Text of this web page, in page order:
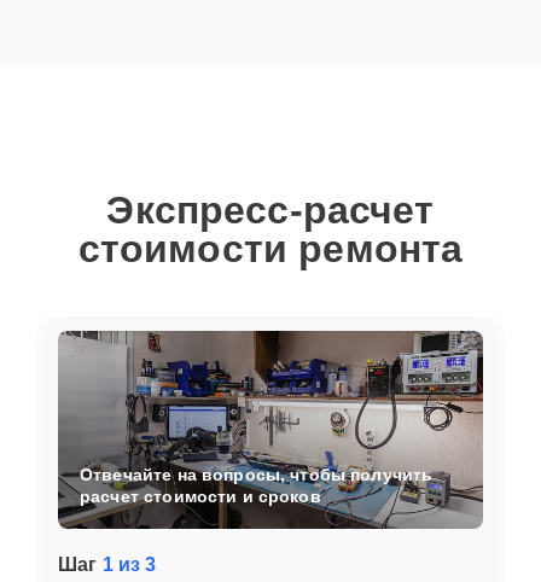
Экспресс-расчет
стоимости ремонта
Шаг 1 из 3
Отвечайте на вопросы, чтобы получить
расчет стоимости и сроков